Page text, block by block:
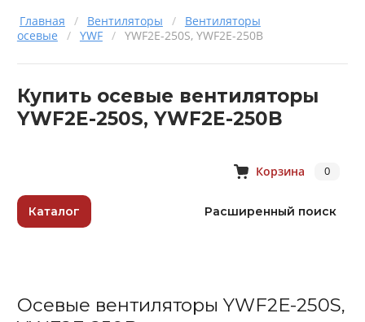
Главная / Вентиляторы /
Вентиляторы
осевые
/ YWF / YWF2Е-250S, YWF2Е-250B
Купить осевые вентиляторы
YWF2Е-250S, YWF2Е-250B
Корзина 0
Каталог Расширенный поиск
Осевые вентиляторы YWF2Е-250S,